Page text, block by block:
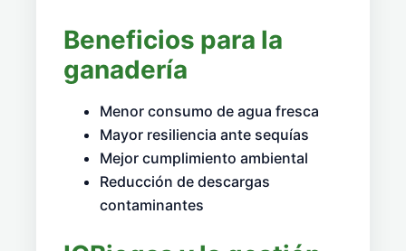
Beneficios para la
ganadería
Menor consumo de agua fresca
Mayor resiliencia ante sequías
Mejor cumplimiento ambiental
Reducción de descargas
contaminantes